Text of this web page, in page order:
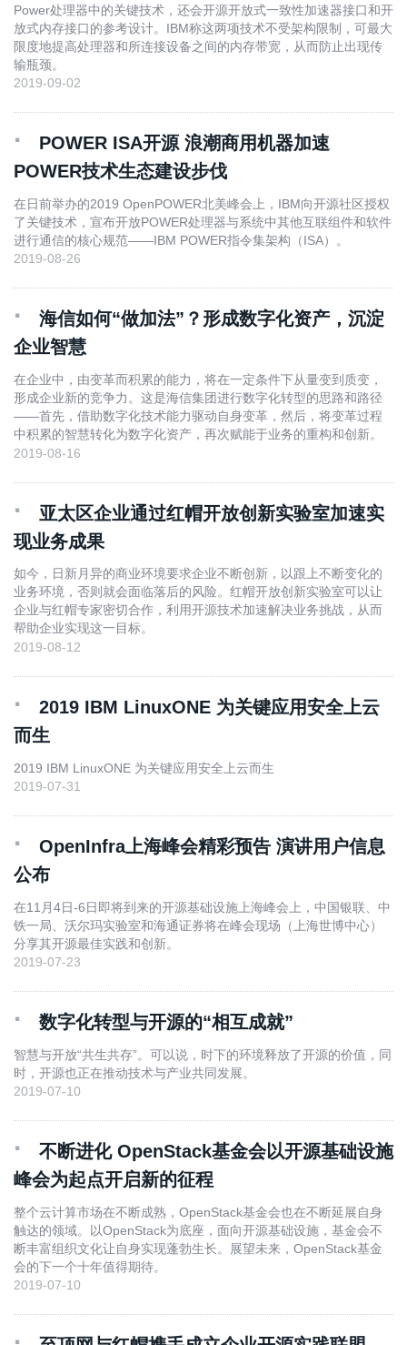
Power处理器中的关键技术，还会开源开放式一致性加速器接口和开
放式内存接口的参考设计。IBM称这两项技术不受架构限制，可最大
限度地提高处理器和所连接设备之间的内存带宽，从而防止出现传
输瓶颈。
2019-09-02
·
POWER ISA开源 浪潮商用机器加速
POWER技术生态建设步伐
在日前举办的2019 OpenPOWER北美峰会上，IBM向开源社区授权
了关键技术，宣布开放POWER处理器与系统中其他互联组件和软件
进行通信的核心规范——IBM POWER指令集架构（ISA）。
2019-08-26
·
海信如何“做加法”？形成数字化资产，沉淀
企业智慧
在企业中，由变革而积累的能力，将在一定条件下从量变到质变，
形成企业新的竞争力。这是海信集团进行数字化转型的思路和路径
——首先，借助数字化技术能力驱动自身变革，然后，将变革过程
中积累的智慧转化为数字化资产，再次赋能于业务的重构和创新。
2019-08-16
·
亚太区企业通过红帽开放创新实验室加速实
现业务成果
如今，日新月异的商业环境要求企业不断创新，以跟上不断变化的
业务环境，否则就会面临落后的风险。红帽开放创新实验室可以让
企业与红帽专家密切合作，利用开源技术加速解决业务挑战，从而
帮助企业实现这一目标。
2019-08-12
·
2019 IBM LinuxONE 为关键应用安全上云
而生
2019 IBM LinuxONE 为关键应用安全上云而生
2019-07-31
·
OpenInfra上海峰会精彩预告 演讲用户信息
公布
在11月4日-6日即将到来的开源基础设施上海峰会上，中国银联、中
铁一局、沃尔玛实验室和海通证券将在峰会现场（上海世博中心）
分享其开源最佳实践和创新。
2019-07-23
· 数字化转型与开源的“相互成就”
智慧与开放“共生共存”。可以说，时下的环境释放了开源的价值，同
时，开源也正在推动技术与产业共同发展。
2019-07-10
·
不断进化 OpenStack基金会以开源基础设施
峰会为起点开启新的征程
整个云计算市场在不断成熟，OpenStack基金会也在不断延展自身
触达的领域。以OpenStack为底座，面向开源基础设施，基金会不
断丰富组织文化让自身实现蓬勃生长。展望未来，OpenStack基金
会的下一个十年值得期待。
2019-07-10